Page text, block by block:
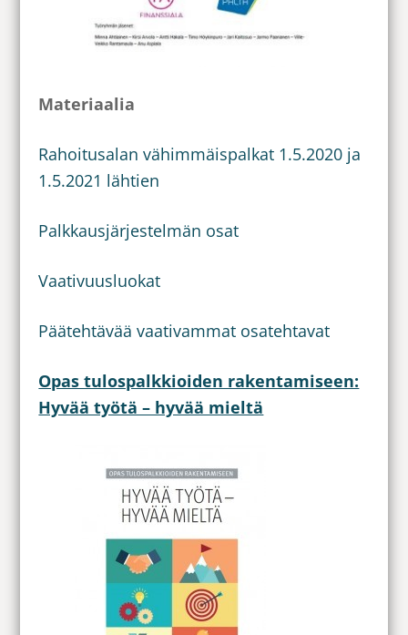
Materiaalia
Rahoitusalan vähimmäispalkat 1.5.2020 ja
1.5.2021 lähtien
Palkkausjärjestelmän osat
Vaativuusluokat
Päätehtävää vaativammat osatehtavat
Opas tulospalkkioiden rakentamiseen:
Hyvää työtä – hyvää mieltä